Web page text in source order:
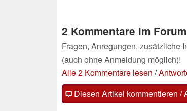
2 Kommentare im Forum
Fragen, Anregungen, zusätzliche
(auch ohne Anmeldung möglich)!
Alle 2 Kommentare lesen /
Diesen Artikel kommentieren /